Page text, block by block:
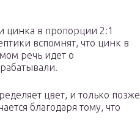
цинка в пропорции 2:1
вспомнят, что цинк в
речь идет о
цвет, и только позже
благодаря тому, что